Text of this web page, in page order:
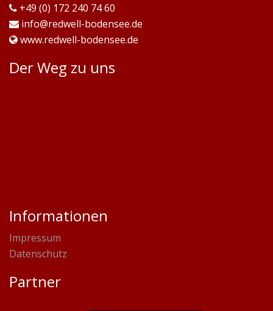
+49 (0) 172 240 74 60
info@redwell-bodensee.de
www.redwell-bodensee.de
Der Weg zu uns
Informationen
Impressum
Datenschutz
Partner